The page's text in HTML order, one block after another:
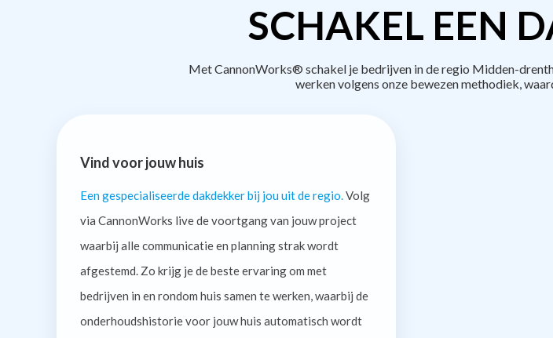
SCHAKEL EEN
Met CannonWorks® schakel je bedrijven in de regio Midden-
werken volgens onze bewezen methodiek,
Vind voor jouw huis
Een gespecialiseerde dakdekker bij jou uit de regio. Volg
via CannonWorks live de voortgang van jouw project
waarbij alle communicatie en planning strak wordt
afgestemd. Zo krijg je de beste ervaring om met
bedrijven in en rondom huis samen te werken, waarbij de
onderhoudshistorie voor jouw huis automatisch wordt